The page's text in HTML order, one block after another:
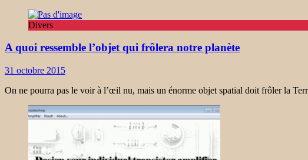
Divers
A quoi ressemble l’objet qui frôlera notre planète
31 octobre 2015
On ne pourra pas le voir à l’œil nu, mais un énorme objet spatial doit frôler la